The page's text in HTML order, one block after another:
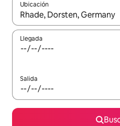
Ubicación
Cuando los resultados estén
Llegada
Salida